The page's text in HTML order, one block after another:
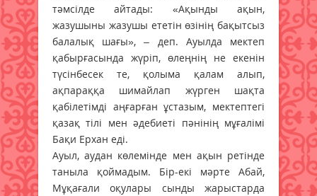
тәмсілде айтады: «Ақынды ақын,
жазушыны жазушы ететін өзінің бақытсыз
балалық шағы», – деп. Ауылда мектеп
қабырғасында жүріп, өлеңнің не екенін
түсінбесек те, қолыма қалам алып,
ақпараққа шимайлап жүрген шақта
қабілетімді аңғарған ұстазым, мектептегі
қазақ тілі мен әдебиеті пәнінің мұғалімі
Бақи Ерхан еді.
Ауыл, аудан көлемінде мен ақын ретінде
таныла қоймадым. Бір-екі мәрте Абай,
Мұқағали оқулары сынды жарыстарда